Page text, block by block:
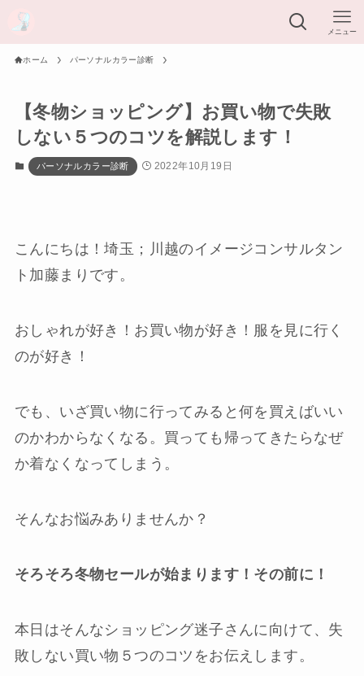
メニュー
ホーム パーソナルカラー診断
【冬物ショッピング】お買い物で失敗
しない５つのコツを解説します！
パーソナルカラー診断 2022年10月19日
こんにちは！埼玉；川越のイメージコンサルタン
ト加藤まりです。
おしゃれが好き！お買い物が好き！服を見に行く
のが好き！
でも、いざ買い物に行ってみると何を買えばいい
のかわからなくなる。買っても帰ってきたらなぜ
か着なくなってしまう。
そんなお悩みありませんか？
そろそろ冬物セールが始まります！その前に！
本日はそんなショッピング迷子さんに向けて、失
敗しない買い物５つのコツをお伝えします。